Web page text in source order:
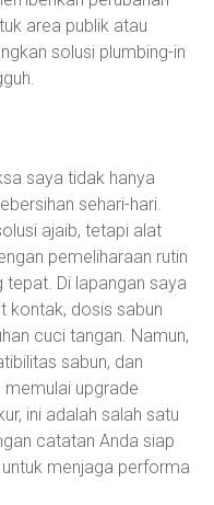
area publik atau
solusi plumbing-in
saya tidak hanya
sehari-hari.
ajaib, tetapi alat
pemeliharaan rutin
tepat. Di lapangan saya
kontak, dosis sabun
cuci tangan. Namun,
sabun, dan
memulai upgrade
ini adalah salah satu
catatan Anda siap
menjaga performa